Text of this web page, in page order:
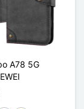
A78 5G